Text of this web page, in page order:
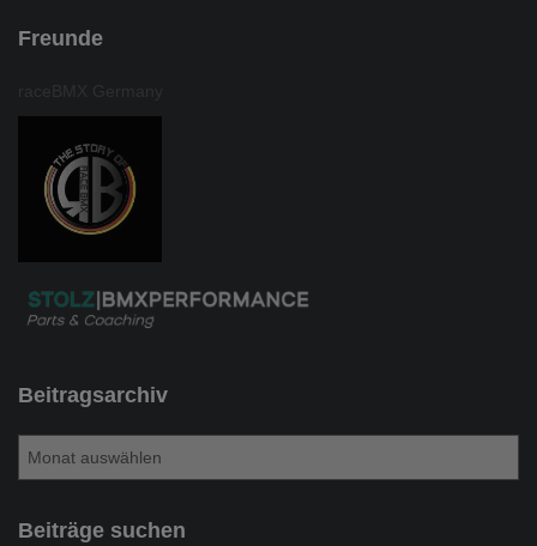
Freunde
Beitragsarchiv
tBeiträge suchen